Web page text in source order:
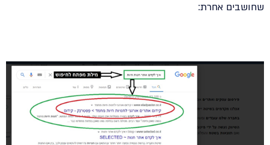
שחושבים אחרת: